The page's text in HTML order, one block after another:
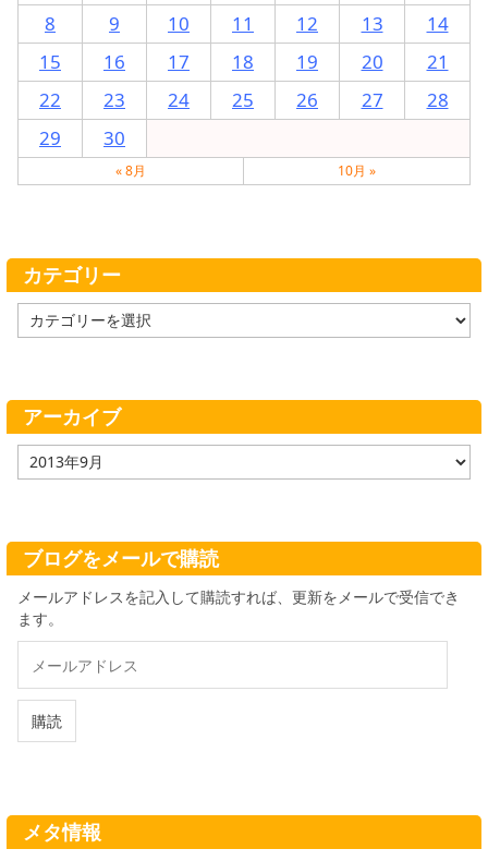
8
9 10 11 12 13
14
15
16 17 18 19 20
21
22
23 24 25 26 27
28
29
30
« 8月 10月 »
カテゴリー
テ
ー
アーカイブ
ア
ー
ブ
ブログをメールで購読
メールアドレスを記入して購読すれば、更新をメールで受信でき
ます。
ル
ド
購読
メタ情報